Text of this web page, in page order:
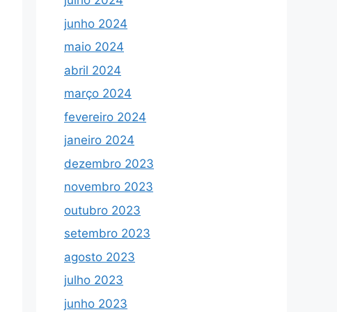
junho 2024
maio 2024
abril 2024
março 2024
fevereiro 2024
janeiro 2024
dezembro 2023
novembro 2023
outubro 2023
setembro 2023
agosto 2023
julho 2023
junho 2023